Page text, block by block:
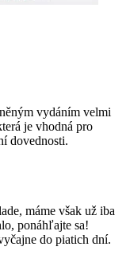
vydáním velmi
je vhodná pro
dovednosti.
máme však už iba
ponáhľajte sa!
do piatich dní.